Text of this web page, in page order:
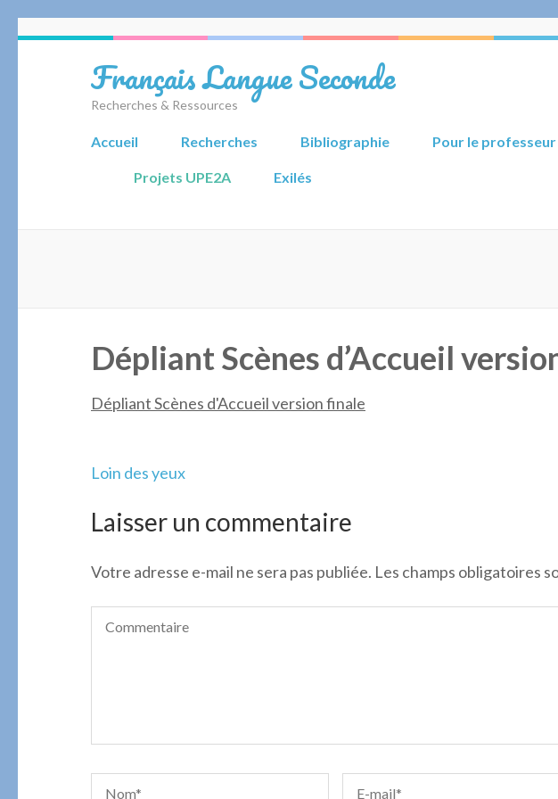
Français Langue Seconde
Recherches & Ressources
Accueil Recherches Bibliographie Pour le professeur
Projets UPE2A Exilés
Dépliant Scènes d’Accueil
Dépliant Scènes d'Accueil version finale
Navigation
l’article
Loin des yeux
Laisser un commentaire
Votre adresse e-mail ne sera pas publiée. Les champs obligatoires